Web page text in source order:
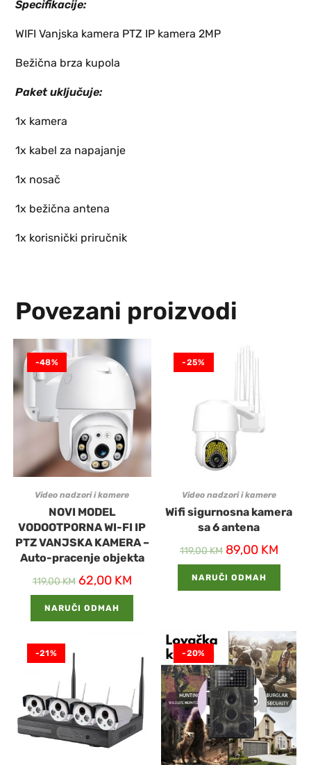
Specifikacije:
WIFI Vanjska kamera PTZ IP kamera 2MP
Bežična brza kupola
Paket uključuje:
1x kamera
1x kabel za napajanje
1x nosač
1x bežična antena
1x korisnički priručnik
Povezani proizvodi
-48%
Video nadzori i kamere
NOVI MODEL
VODOOTPORNA WI-FI IP
PTZ VANJSKA KAMERA –
Auto-pracenje objekta
119,00KM 62,00 KM
NARUČI ODMAH
-25%
Video nadzori i kamere
Wifi sigurnosna kamera
sa 6 antena
119,00KM 89,00 KM
NARUČI ODMAH
-21% -20%